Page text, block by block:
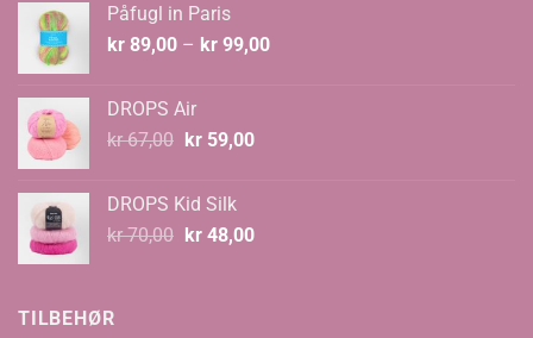
kr 129,00.
Påfugl in Paris
kr 89,00 – kr 99,00Prisområde:
DROPS Air
kr67,00 Opprinnelig
kr 67,00.
kr59,00Nåværende
DROPS Kid Silk
kr70,00 Opprinnelig
kr48,00Nåværende
TILBEHØR